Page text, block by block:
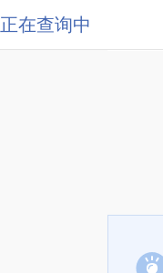
正在查询中